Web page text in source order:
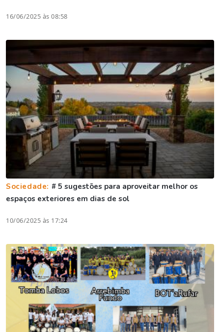
16/06/2025 às 08:58
Sociedade: # 5 sugestões para aproveitar melhor os
espaços exteriores em dias de sol
10/06/2025 às 17:24